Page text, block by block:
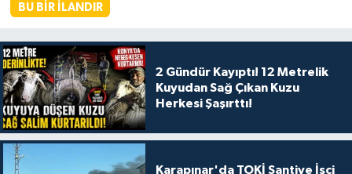
BU BIR İLANDIR
2 Gündür Kayıptı! 12 Metrelik
Kuyudan Sağ Çıkan Kuzu
Herkesi Şaşırttı!
Karapınar'da TOKİ Şantiye İşçi